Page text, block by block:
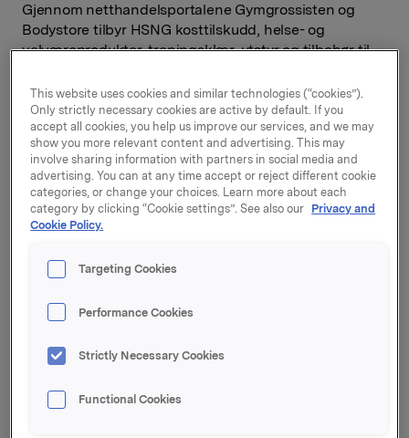
Gjennom netthandelsportalene Gymgrossisten og
Bodystore tilbyr HSNG kosttilskudd, helse- og
velværeprodukter, treningsklær, utstyr og tilbehør til
både salg av egne merkevarer og produkter
forhandlet på vegne av tredjepart. Nettstedene som
overdras har 24 millioner besøk årlig.
- Orkla har som mål å styrke seg innen digital
markedsføring og salg, og får med dette nærhet til et
stort antall engasjerte forbrukere. Helse er et
satsningsområde for oss, og vi ser gode muligheter for
annet i form av økt distribusjon i tradisjonelle
konserndirektør og leder for Orkla Care, Stig Ebert
Nilssen.
Gymgrossisten retter seg først og fremst mot
er en helhetlig butikk for helsebevisste forbrukere, og
This website uses cookies and similar technologies (“cookies”).
Only strictly necessary cookies are active by default. If you
accept all cookies, you help us improve our services, and we may
show you more relevant content and advertising. This may
involve sharing information with partners in social media and
advertising. You can at any time accept or reject different cookie
categories, or change your choices. Learn more about each
category by clicking “Cookie settings”. See also our Privacy and
Cookie Policy.
Targeting Cookies
Performance Cookies
Strictly Necessary Cookies
Functional Cookies